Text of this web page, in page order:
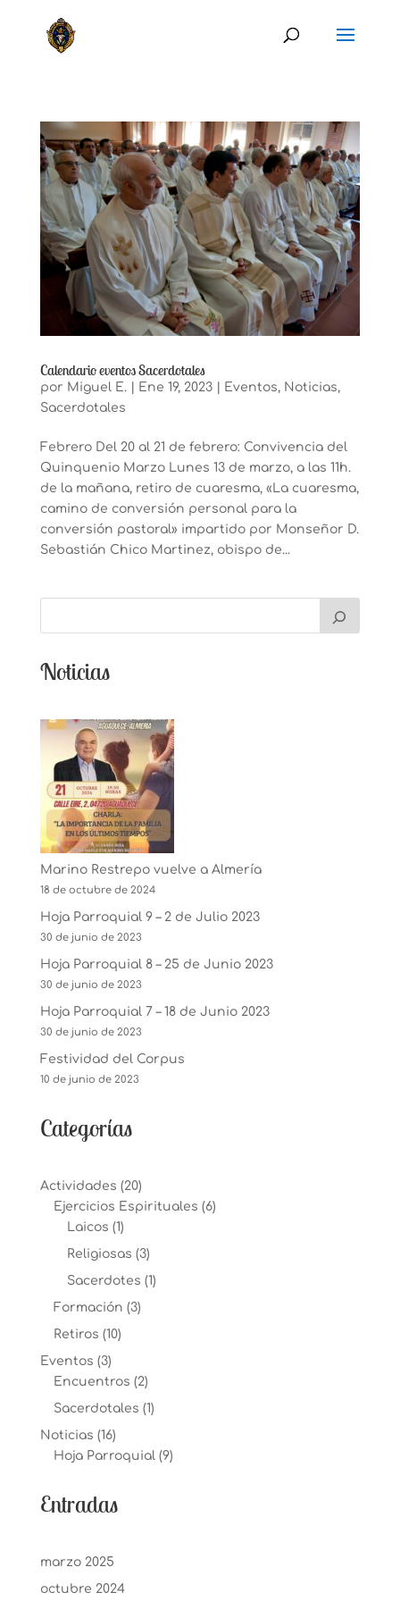
Calendario eventos Sacerdotales
por Miguel E. | Ene 19, 2023| Eventos, Noticias,
Sacerdotales
Febrero Del 20 al 21 de febrero: Convivencia del
Quinquenio Marzo Lunes 13 de marzo, a las 11h.
de la mañana, retiro de cuaresma, «La cuaresma,
camino de conversión personal para la
conversión pastoral» impartido por Monseñor D.
Sebastián Chico Martinez, obispo de...
Noticias
Marino Restrepo vuelve a Almería
18 de octubre de 2024
Hoja Parroquial 9 – 2 de Julio 2023
30 de junio de 2023
Hoja Parroquial 8 – 25 de Junio 2023
30 de junio de 2023
Hoja Parroquial 7 – 18 de Junio 2023
30 de junio de 2023
Festividad del Corpus
10 de junio de 2023
Categorías
Actividades (20)
Ejercicios Espirituales (6)
Laicos (1)
Religiosas (3)
Sacerdotes (1)
Formación (3)
Retiros (10)
Eventos (3)
Encuentros (2)
Sacerdotales (1)
Noticias (16)
Hoja Parroquial (9)
Entradas
marzo 2025
octubre 2024